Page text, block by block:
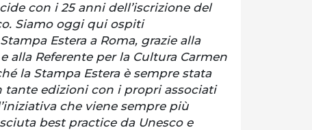
con i 25 anni dell’iscrizione del
Siamo oggi qui ospiti
Estera a Roma, grazie alla
alla Referente per la Cultura Carmen
la Stampa Estera è sempre stata
tante edizioni con i propri associati
che viene sempre più
best practice da Unesco e